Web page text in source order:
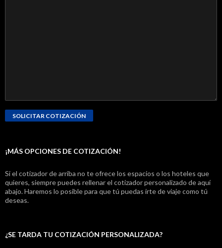
¡MÁS OPCIONES DE COTIZACIÓN!
Si el cotizador de arriba no te ofrece los espacios o los hoteles que
quieres, siempre puedes rellenar el cotizador personalizado de aquí
abajo. Haremos lo posible para que tú puedas irte de viaje como tú
deseas.
¿SE TARDA TU COTIZACIÓN PERSONALIZADA?